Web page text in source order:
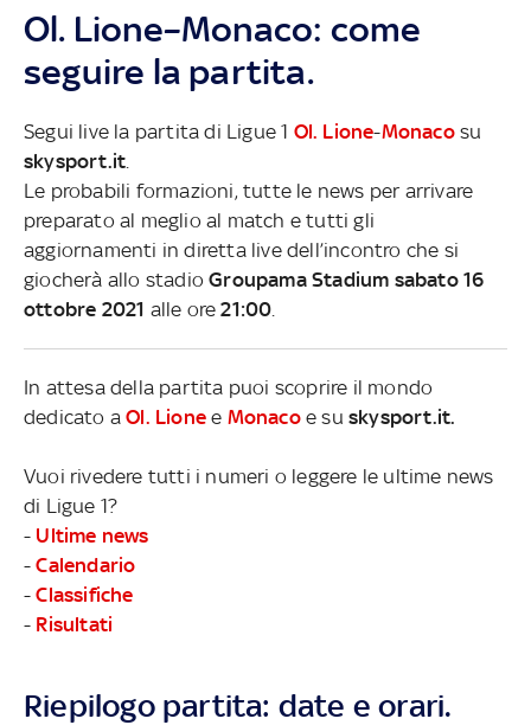
Ol. Lione–Monaco: come
seguire la partita.
Segui live la partita di Ligue 1 Ol. Lione-Monacosu
skysport.it
Le probabili formazioni, tutte le news per arrivare
preparato al meglio al match e tutti gli
aggiornamenti in diretta live dell’incontro che si
giocherà allo stadioGroupama Stadium sabato 16
ottobre 2021 alle ore21:00
In attesa della partita puoi scoprire il mondo
dedicato aOl. Lione e Monacoe suskysport.it.
Vuoi rivedere tutti i numeri o leggere le ultime news
di Ligue 1?
- Ultime news
-Calendario
-Classifiche
- Risultati
Riepilogo partita: date e orari.